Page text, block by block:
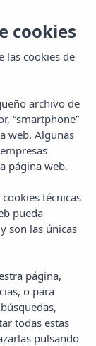
tanto
cookies
las cookies de
archivo de
“smartphone”
web. Algunas
página web.
técnicas
pueda
son las únicas
página,
o para
todas estas
pulsando